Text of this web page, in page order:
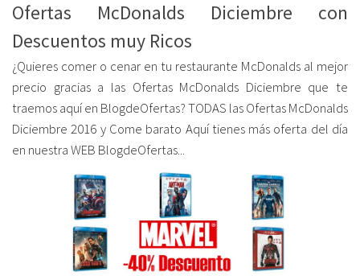
Ofertas McDonalds Diciembre con
Descuentos muy Ricos
¿Quieres comer o cenar en tu restaurante McDonalds al mejor
precio gracias a las Ofertas McDonalds Diciembre que te
traemos aquí en BlogdeOfertas? TODAS las Ofertas McDonalds
Diciembre 2016 y Come barato Aquí tienes más oferta del día
en nuestra WEB BlogdeOfertas...